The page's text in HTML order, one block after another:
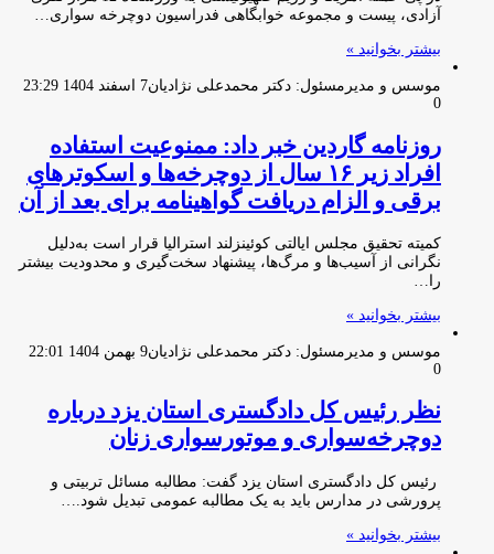
آزادی، پیست و مجموعه خوابگاهی فدراسیون دوچرخه سواری…
بیشتر بخوانید »
موسس و مدیرمسئول: دکتر محمدعلی نژادیان7 اسفند 1404 23:29
0
روزنامه گاردین خبر داد: ممنوعیت استفاده
افراد زیر ۱۶ سال از دوچرخه‌ها و اسکوترهای
برقی و الزام دریافت گواهینامه برای بعد از آن
کمیته تحقیق مجلس ایالتی کوئینزلند استرالیا قرار است به‌دلیل
نگرانی از آسیب‌ها و مرگ‌ها، پیشنهاد سخت‌گیری و محدودیت بیشتر
را…
بیشتر بخوانید »
موسس و مدیرمسئول: دکتر محمدعلی نژادیان9 بهمن 1404 22:01
0
نظر رئیس کل دادگستری استان یزد درباره
دوچرخه‌سواری و موتورسواری زنان
رئیس کل دادگستری استان یزد گفت: مطالبه مسائل تربیتی و
پرورشی در مدارس باید به یک مطالبه عمومی تبدیل شود.…
بیشتر بخوانید »